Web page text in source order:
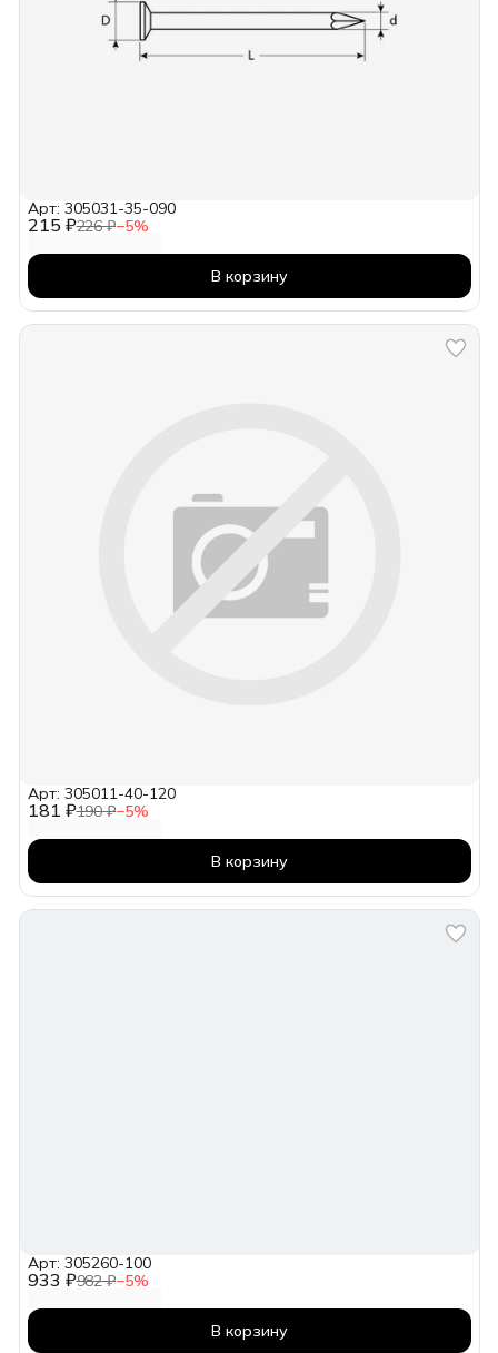
215 ₽226 ₽−5%
Арт: 305031-35-090
В корзину
181 ₽190 ₽−5%
Арт: 305011-40-120
В корзину
933 ₽982 ₽−5%
Арт: 305260-100
В корзину